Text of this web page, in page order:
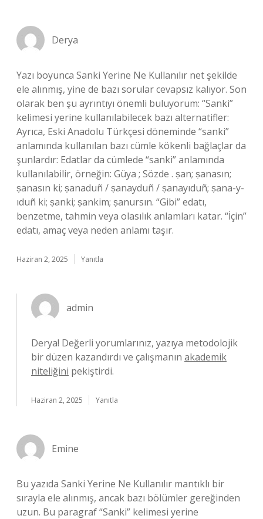
Derya
Yazı boyunca Sanki Yerine Ne Kullanılır net şekilde
ele alınmış, yine de bazı sorular cevapsız kalıyor. Son
olarak ben şu ayrıntıyı önemli buluyorum: “Sanki”
kelimesi yerine kullanılabilecek bazı alternatifler:
Ayrıca, Eski Anadolu Türkçesi döneminde “sanki”
anlamında kullanılan bazı cümle kökenli bağlaçlar da
şunlardır: Edatlar da cümlede “sanki” anlamında
kullanılabilir, örneğin: Güya ; Sözde . ṣan; ṣanasın;
ṣanasın ki; ṣanaduñ / ṣanayduñ / ṣanayıduñ; ṣana-y-
ıduñ ki; ṣanki; ṣankim; ṣanursın. “Gibi” edatı,
benzetme, tahmin veya olasılık anlamları katar. “İçin”
edatı, amaç veya neden anlamı taşır.
Haziran 2, 2025 Yanıtla
admin
Derya! Değerli yorumlarınız, yazıya metodolojik
bir düzen kazandırdı ve çalışmanın akademik
niteliğini pekiştirdi.
Haziran 2, 2025 Yanıtla
Emine
Bu yazıda Sanki Yerine Ne Kullanılır mantıklı bir
sırayla ele alınmış, ancak bazı bölümler gereğinden
uzun. Bu paragraf “Sanki” kelimesi yerine